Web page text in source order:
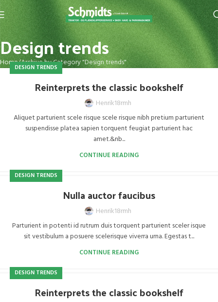
Design trends
Home Archive by Category "Design trends"
DESIGN TRENDS
Reinterprets the classic bookshelf
Henrik18rmh
Aliquet parturient scele risque scele risque nibh pretium parturient
suspendisse platea sapien torquent feugiat parturient hac
amet.&nb...
CONTINUE READING
DESIGN TRENDS
Nulla auctor faucibus
Henrik18rmh
Parturient in potenti id rutrum duis torquent parturient sceler isque
sit vestibulum a posuere scelerisque viverra urna. Egestas t...
CONTINUE READING
DESIGN TRENDS
Reinterprets the classic bookshelf